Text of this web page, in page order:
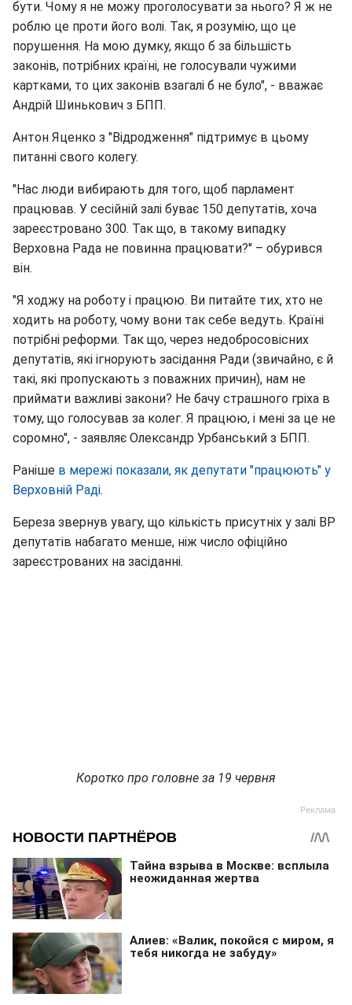
бути. Чому я не можу проголосувати за нього? Я ж не
роблю це проти його волі. Так, я розумію, що це
порушення. На мою думку, якщо б за більшість
законів, потрібних країні, не голосували чужими
картками, то цих законів взагалі б не було", - вважає
Андрій Шинькович з БПП.
Антон Яценко з "Відродження" підтримує в цьому
питанні свого колегу.
"Нас люди вибирають для того, щоб парламент
працював. У сесійній залі буває 150 депутатів, хоча
зареєстровано 300. Так що, в такому випадку
Верховна Рада не повинна працювати?" – обурився
він.
"Я ходжу на роботу і працюю. Ви питайте тих, хто не
ходить на роботу, чому вони так себе ведуть. Країні
потрібні реформи. Так що, через недобросовісних
депутатів, які ігнорують засідання Ради (звичайно, є й
такі, які пропускають з поважних причин), нам не
приймати важливі закони? Не бачу страшного гріха в
тому, що голосував за колег. Я працюю, і мені за це не
соромно", - заявляє Олександр Урбанський з БПП.
Раніше в мережі показали, як депутати "працюють" у
Верховній Раді.
Береза звернув увагу, що кількість присутніх у залі ВР
депутатів набагато менше, ніж число офіційно
зареєстрованих на засіданні.
Коротко про головне за 19 червня